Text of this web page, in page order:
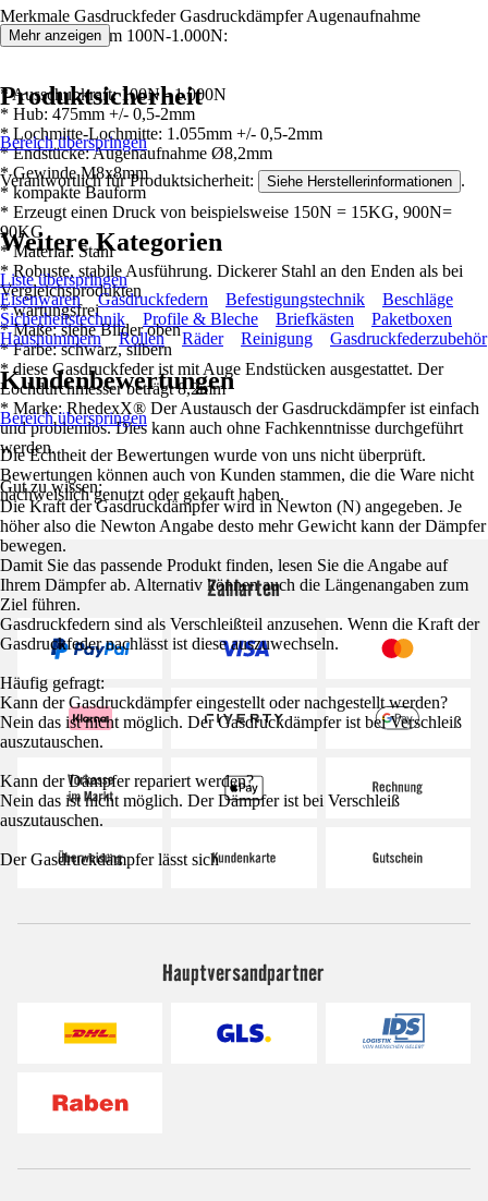
Merkmale Gasdruckfeder Gasdruckdämpfer Augenaufnahme
1.055mm/475mm 100N-1.000N:
* Ausschubkraft: 100N - 1.000N
* Hub: 475mm +/- 0,5-2mm
* Lochmitte-Lochmitte: 1.055mm +/- 0,5-2mm
* Endstücke: Augenaufnahme Ø8,2mm
* Gewinde M8x8mm
* kompakte Bauform
* Erzeugt einen Druck von beispielsweise 150N = 15KG, 900N=
90KG
* Material: Stahl
* Robuste, stabile Ausführung. Dickerer Stahl an den Enden als bei
Vergleichsprodukten
* wartungsfrei
* Maße: siehe Bilder oben
* Farbe: schwarz, silbern
* diese Gasdruckfeder ist mit Auge Endstücken ausgestattet. Der
Lochdurchmesser beträgt 8,2mm
* Marke: RhedexX® Der Austausch der Gasdruckdämpfer ist einfach
und problemlos. Dies kann auch ohne Fachkenntnisse durchgeführt
werden.
Gut zu wissen:
Die Kraft der Gasdruckdämpfer wird in Newton (N) angegeben. Je
höher also die Newton Angabe desto mehr Gewicht kann der Dämpfer
bewegen.
Damit Sie das passende Produkt finden, lesen Sie die Angabe auf
Ihrem Dämpfer ab. Alternativ können auch die Längenangaben zum
Ziel führen.
Gasdruckfedern sind als Verschleißteil anzusehen. Wenn die Kraft der
Gasdruckfeder nachlässt ist diese auszuwechseln.
Häufig gefragt:
Kann der Gasdruckdämpfer eingestellt oder nachgestellt werden?
Nein das ist nicht möglich. Der Gasdruckdämpfer ist bei Verschleiß
auszutauschen.
Kann der Dämpfer repariert werden?
Nein das ist nicht möglich. Der Dämpfer ist bei Verschleiß
auszutauschen.
Der Gasdruckdämpfer lässt sich
Mehr anzeigen
Produktsicherheit
Bereich überspringen
Verantwortlich für Produktsicherheit: Siehe Herstellerinformationen .
Weitere Kategorien
Liste überspringen
Eisenwaren
Gasdruckfedern Befestigungstechnik
Beschläge
Sicherheitstechnik
Profile & Bleche Briefkästen
Paketboxen
Hausnummern
Rollen Räder Reinigung Gasdruckfederzubehör
Kundenbewertungen
Bereich überspringen
Die Echtheit der Bewertungen wurde von uns nicht überprüft.
Bewertungen können auch von Kunden stammen, die die Ware nicht
nachweislich genutzt oder gekauft haben.
Zahlarten
Hauptversandpartner